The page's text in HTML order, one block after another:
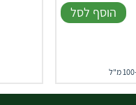
הוסף לסל